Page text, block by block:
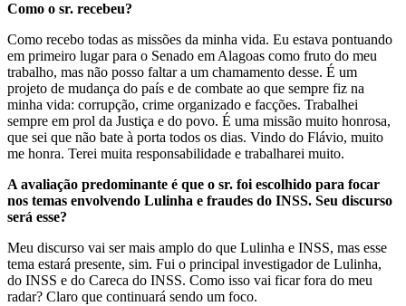
Como o sr. recebeu?
Como recebo todas as missões da minha vida. Eu estava pontuando
em primeiro lugar para o Senado em Alagoas como fruto do meu
trabalho, mas não posso faltar a um chamamento desse. É um
projeto de mudança do país e de combate ao que sempre fiz na
minha vida: corrupção, crime organizado e facções. Trabalhei
sempre em prol da Justiça e do povo. É uma missão muito honrosa,
que sei que não bate à porta todos os dias. Vindo do Flávio, muito
me honra. Terei muita responsabilidade e trabalharei muito.
A avaliação predominante é que o sr. foi escolhido para focar
nos temas envolvendo Lulinha e fraudes do INSS. Seu discurso
será esse?
Meu discurso vai ser mais amplo do que Lulinha e INSS, mas esse
tema estará presente, sim. Fui o principal investigador de Lulinha,
do INSS e do Careca do INSS. Como isso vai ficar fora do meu
radar? Claro que continuará sendo um foco.